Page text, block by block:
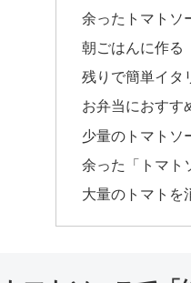
余ったトマトソ
朝ごはんに作る
残りで簡単イタ
お弁当におすす
少量のトマトソ
余った「トマト
大量のトマトを